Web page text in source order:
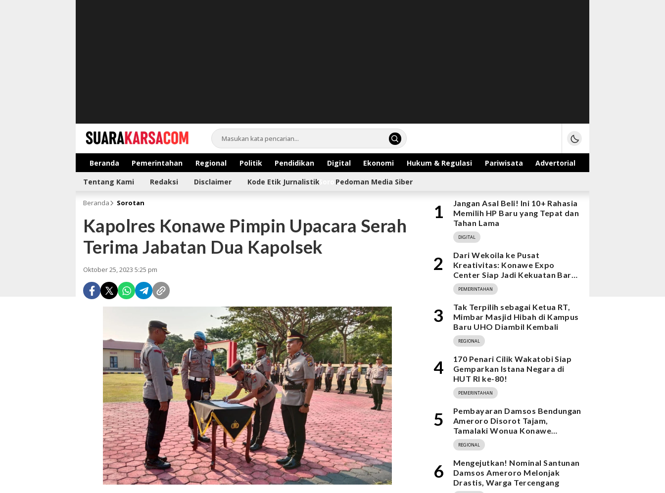
suarakarsa.com
Informasi terpercaya
Beranda Pemerintahan Regional Politik Pendidikan Digital Ekonomi Hukum & Regulasi Pariwisata
Advertorial
Sorotan
Tentang Kami Redaksi Disclaimer Kode Etik Jurnalistik Pedoman Media Siber
Beranda Sorotan
Kapolres Konawe Pimpin Upacara Serah
Terima Jabatan Dua Kapolsek
Oktober 25, 2023 5:25 pm
1
Jangan Asal Beli! Ini 10+ Rahasia
Memilih HP Baru yang Tepat dan
Tahan Lama
DIGITAL
2
Dari Wekoila ke Pusat
Kreativitas: Konawe Expo
Center Siap Jadi Kekuatan Baru
Ekonomi
PEMERINTAHAN
3
Tak Terpilih sebagai Ketua RT,
Mimbar Masjid Hibah di Kampus
Baru UHO Diambil Kembali
REGIONAL
4
170 Penari Cilik Wakatobi Siap
Gemparkan Istana Negara di
HUT RI ke-80!
PEMERINTAHAN
5
Pembayaran Damsos Bendungan
Ameroro Disorot Tajam,
Tamalaki Wonua Konawe
Ungkap Dugaan Ketidakberesan
REGIONAL
6
Mengejutkan! Nominal Santunan
Damsos Ameroro Melonjak
Drastis, Warga Tercengang